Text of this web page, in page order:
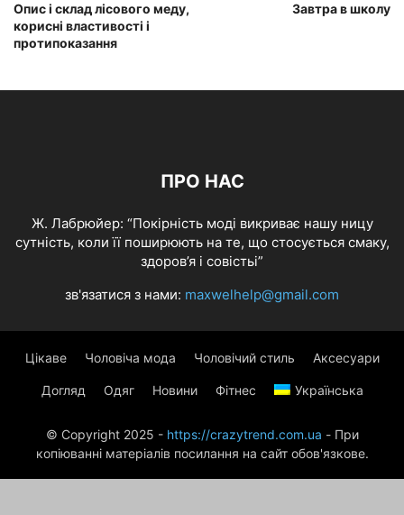
Опис і склад лісового меду,
корисні властивості і
протипоказання
Завтра в школу
ПРО НАС
Ж. Лабрюйер: “Покірність моді викриває нашу ницу
сутність, коли її поширюють на те, що стосується смаку,
здоров’я і совістьі”
зв'язатися з нами: maxwelhelp@gmail.com
Цікаве Чоловіча мода Чоловічий стиль Аксесуари
Догляд Одяг Новини Фітнес Українська
© Copyright 2025 - https://crazytrend.com.ua - При
копіюванні матеріалів посилання на сайт обов'язкове.